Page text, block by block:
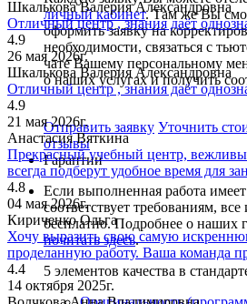
личный кабинет. Там же Вы
оформить заявку на
необходимости, связаться с
чате Вашему персональному
о наших услугах и получить
Отправить заявку Уточнить
отзывы
Гарантии
Если выполненная работа
соответствует требованиям,
бесплатно. Подробнее о наших
почитать здесь.
5 элементов качества в
Шкалькова Валерия Александровна
Отличный центр , знания даёт
4.9
26 мая 2026г.
Шкалькова Валерия Александровна
Отличный центр , знания даёт
4.9
21 мая 2026г.
Анастасия Вяткина
Прекрасный учебный центр,
всегда подберут удобное время для
4.8
04 мая 2026г.
Кириченко Ольга
Хочу выразить свою самую
проделанную работу. Ваша команда
4.4
14 октября 2025г.